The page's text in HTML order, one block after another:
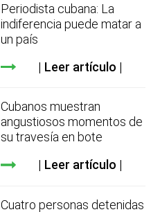
Periodista cubana: La
indiferencia puede matar a
un país
Leer artículo
Cubanos muestran
angustiosos momentos de
su travesía en bote
Leer artículo
Cuatro personas detenidas